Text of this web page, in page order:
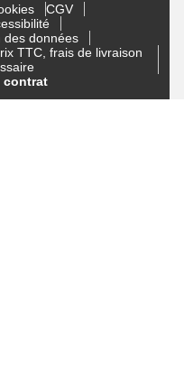
CGV
des données
TTC, frais de livraison
contrat